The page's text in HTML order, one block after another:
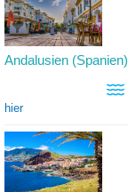
Andalusien (Spanien)
hier